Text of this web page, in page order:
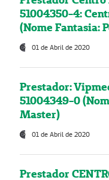
51004350-4:
(Nome Fantasia:
01 de Abril de 2020
Prestador:
51004349-0
Master)
01 de Abril de 2020
Prestador